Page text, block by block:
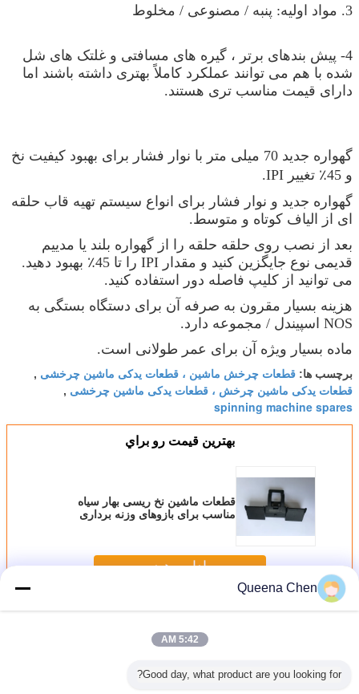
3. مواد اولیه: پنبه / مصنوعی / مخلوط
4- پیش بندهای برتر ، گیره های مسافتی و غلتک های شل
شده با هم می توانند عملکرد کاملاً بهتری داشته باشند اما
دارای قیمت مناسب تری هستند.
گهواره جدید 70 میلی متر با نوار فشار برای بهبود کیفیت نخ
و 45٪ تغییر IPI.
گهواره جدید و نوار فشار برای انواع سیستم تهیه قاب حلقه
ای از الیاف کوتاه و متوسط.
بعد از نصب روی حلقه حلقه را از گهواره بلند یا مدییم
قدیمی نوع جایگزین کنید و مقدار IPI را تا 45٪ بهبود دهید.
می توانید از کلیپ فاصله دور استفاده کنید.
هزینه بسیار مقرون به صرفه آن برای دستگاه بستگی به
NOS اسپیندل / مجموعه دارد.
ماده بسیار ویژه آن برای عمر طولانی است.
برچسب ها: قطعات چرخش ماشین ، قطعات یدکی ماشین چرخشی ,
قطعات یدکی ماشین چرخش ، قطعات یدکی ماشین چرخشی ,
spinning machine spares
بهترين قيمت رو براي
قطعات ماشین نخ ریسی بهار سیاه
مناسب برای بازوهای وزنه برداری
ادامه هید
بیشدستگاه چرخش گهواره های پیش بند بالایی
Queena Chen
5:42 AM
Good day, what product are you looking for?